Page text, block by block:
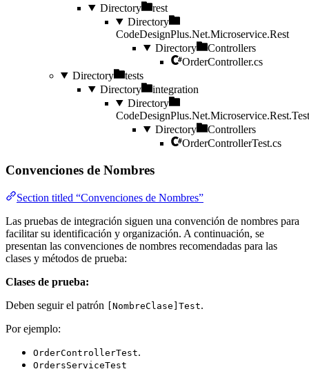
Directory
rest
Directory
CodeDesignPlus.Net.Microservice.Rest
Directory
Controllers
OrderController.cs
Directory
tests
Directory
integration
Directory
CodeDesignPlus.Net.Microservice.Rest.Test
Directory
Controllers
OrderControllerTest.cs
Convenciones de Nombres
Section titled “Convenciones de Nombres”
Las pruebas de integración siguen una convención de nombres para
facilitar su identificación y organización. A continuación, se
presentan las convenciones de nombres recomendadas para las
clases y métodos de prueba:
Clases de prueba:
Deben seguir el patrón
[NombreClase]Test.
Por ejemplo:
OrderControllerTest.
OrdersServiceTest